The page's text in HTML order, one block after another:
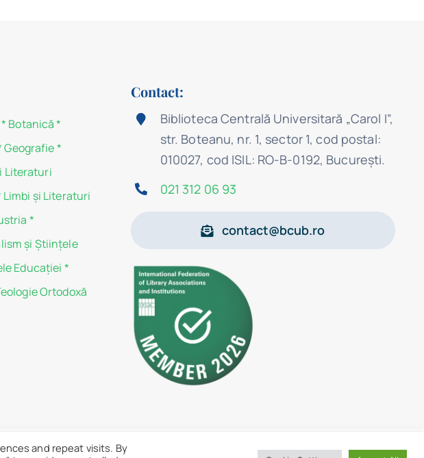
* Botanică *
Geografie*
Literaturi
Limbi și Literaturi
*
şi Ştiinţele
Educaţiei *
Ortodoxă
Contact:
Biblioteca Centrală Universitară „Carol I”,
str. Boteanu, nr. 1, sector 1, cod postal:
010027, cod ISIL: RO-B-0192, Bucureşti.
021 312 06 93
contact@bcub.ro
and repeat visits. By